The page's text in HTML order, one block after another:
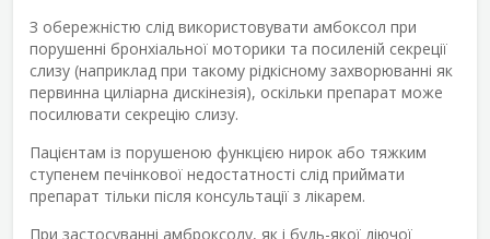
З обережністю слід використовувати амбоксол при
порушенні бронхіальної моторики та посиленій секреції
слизу (наприклад при такому рідкісному захворюванні як
первинна циліарна дискінезія), оскільки препарат може
посилювати секрецію слизу.
Пацієнтам із порушеною функцією нирок або тяжким
ступенем печінкової недостатності слід приймати
препарат тільки після консультації з лікарем.
При застосуванні амброксолу, як і будь-якої діючої